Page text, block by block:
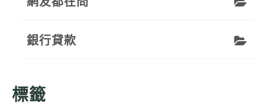
銀行貸款
標籤